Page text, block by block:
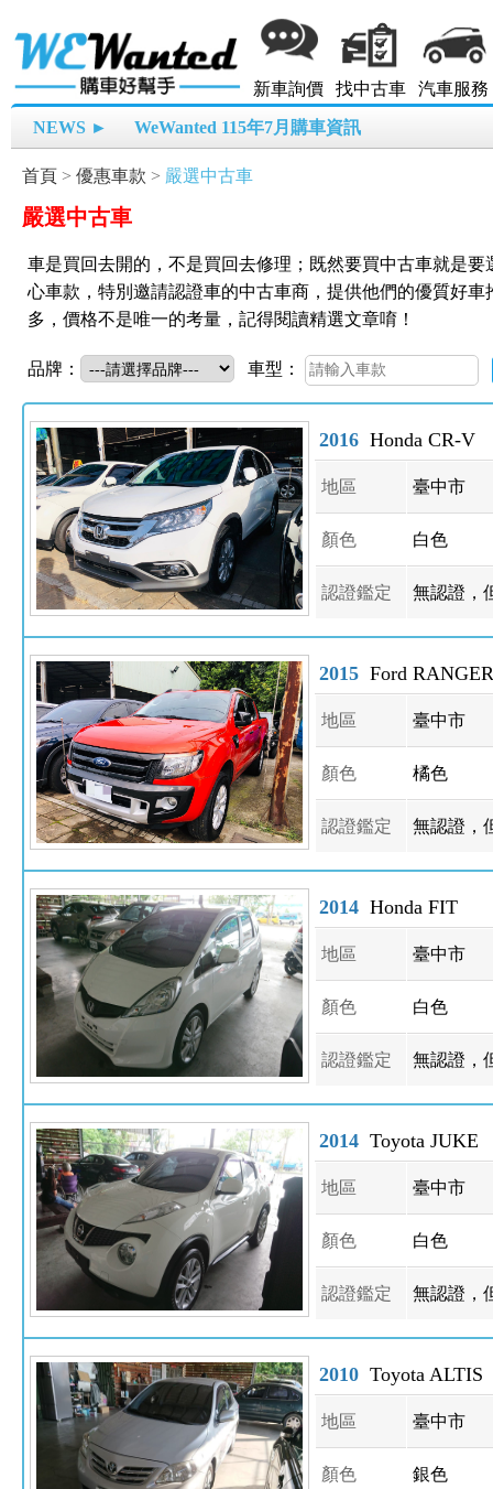
新車詢價 找中古車 汽車服務
NEWS ► WeWanted 115年7月購車資訊
首頁 > 優惠車款 > 嚴選中古車
嚴選中古車
車是買回去開的，不是買回去修理；既然要買中古車就是要
心車款，特別邀請認證車的中古車商，提供他們的優質好
多，價格不是唯一的考量，記得閱讀精選文章唷！
品牌： 車型：
2016 Honda CR-V
地區 臺中市
顏色 白色
認證鑑定 無認證，
2015 Ford RANGER
地區 臺中市
顏色 橘色
認證鑑定 無認證，
2014 Honda FIT
地區 臺中市
顏色 白色
認證鑑定 無認證，
2014 Toyota JUKE
地區 臺中市
顏色 白色
認證鑑定 無認證，
2010 Toyota ALTIS
地區 臺中市
顏色 銀色